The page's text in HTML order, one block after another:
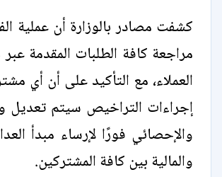
كشفت مصادر بالوزارة أن عملية
مراجعة كافة الطلبات المقدمة
العملاء، مع التأكيد على أن أي
إجراءات التراخيص سيتم تعديل
والإحصائي فورًا لإرساء مبدأ
والمالية بين كافة المشتركين.